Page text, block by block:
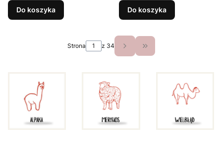
Do koszyka Do koszyka
Strona z 34 Przejdź do ostatniej